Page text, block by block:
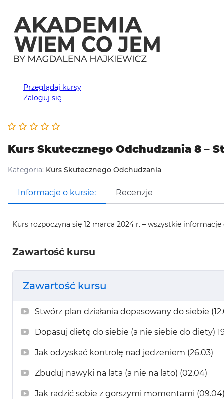
Przeglądaj kursy
Zaloguj się
Kurs Skutecznego Odchudzania 8 –
Kategoria: Kurs Skutecznego Odchudzania
Informacje o kursie: Recenzje
Kurs rozpoczyna się 12 marca 2024 r. – wszystkie
Zawartość kursu
Zawartość kursu
Stwórz plan działania dopasowany do siebie
Dopasuj dietę do siebie (a nie siebie do diety)
Jak odzyskać kontrolę nad jedzeniem (26.03)
Zbuduj nawyki na lata (a nie na lato) (02.04)
Jak radzić sobie z gorszymi momentami